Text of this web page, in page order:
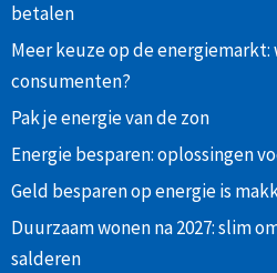
betalen
Meer keuze op de
consumenten?
Pak je energie van de zon
Energie besparen: oplossingen
Geld besparen op energie is
Duurzaam wonen na 2027: slim
salderen